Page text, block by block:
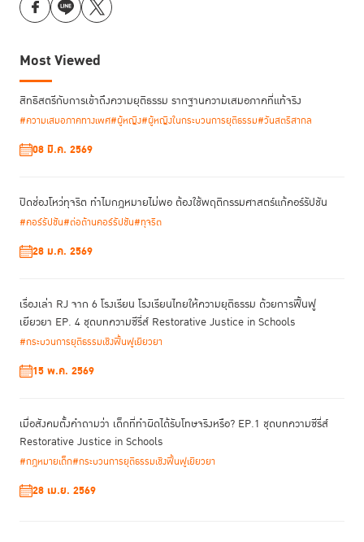
"หลักนิติธรรม" โดยตรง แต่ได้วางรากฐานการแบ่งอำนาจอธิปไตยระหว่าง
หลักนิติธรรมในไทยถูกกล่าวถึงอย่างเป็นลายลักษณ์อักษรครั้งแรกใน
รัฐธรรมนูญ พ.ศ. 2517โดยระบุในอารัมภบทถึงการยึดมั่นในหลักการนี้เพื่อ
สร้างความยุติธรรมและลดความเหลื่อมล้ำทางเศรษฐกิจและสังคม ต่อมาใน
รับการเน้นย้ำว่าเป็นกลไกสำคัญในการเสริมสร้างความเข้มแข็งให้แก่ประเทศ
ท้าทายในการนำไปปฏิบัติให้เกิดผลอย่างแท้จริง
ในรัฐธรรมนูญปัจจุบัน พ.ศ. 2560 หลักนิติธรรมถูกบัญญัติไว้อย่างในมาตรา
3 และมาตรา 26 โดยกำหนดให้ทุกองค์กรของรัฐ รวมถึงรัฐสภา คณะรัฐมนตรี
ทบต่อสิทธิหรือเสรีภาพของประชาชนจะต้องไม่ขัดต่อหลักนิติธรรม และไม่
กระทบต่อศักดิ์ศรีความเป็นมนุษย์ โดยบทบาทของหลักนิติธรรมครอบคลุมการ
ทำงานของฝ่ายนิติบัญญัติในการตรากฎหมาย ฝ่ายตุลาการในการบังคับใช้
กฎหมายเพื่อปกป้องสิทธิเสรีภาพของประชาชน ขณะเดียวกันประชาชนเองก็
โดยสรุปหลักนิติธรรมในรัฐธรรมนูญไทยถือเป็นหลักการพื้นฐานที่ช่วยส่ง
เสริมความยุติธรรม ความสงบสุข และสิทธิเสรีภาพของประชาชน ทั้งยังเป็น
กลไกสำคัญในการกำกับการบริหารประเทศภายใต้ระบอบประชาธิปไตยที่มี
Most Viewed
สิทธิสตรีกับการเข้าถึงความยุติธรรม รากฐานความเสมอภาคที่แท้จริง
#ความเสมอภาคทางเพศ#ผู้หญิง#ผู้หญิงในกระบวนการยุติธรรม#วันสตรีสากล
08 มี.ค. 2569
ปิดช่องโหว่ทุจริต ทำไมกฎหมายไม่พอ ต้องใช้พฤติกรรมศาสตร์แก้คอร์รัปชัน
#คอร์รัปชัน#ต่อต้านคอร์รัปชัน#ทุจริต
28 ม.ค. 2569
เรื่องเล่า RJ จาก 6 โรงเรียน โรงเรียนไทยให้ความยุติธรรม ด้วยการฟื้นฟู
เยียวยา EP. 4 ชุดบทความซีรี่ส์ Restorative Justice in Schools
#กระบวนการยุติธรรมเชิงฟื้นฟูเยียวยา
15 พ.ค. 2569
เมื่อสังคมตั้งคำถามว่า เด็กที่ทำผิดได้รับโทษจริงหรือ? EP.1 ชุดบทความซีรี่ส์
Restorative Justice in Schools
#กฎหมายเด็ก#กระบวนการยุติธรรมเชิงฟื้นฟูเยียวยา
28 เม.ย. 2569